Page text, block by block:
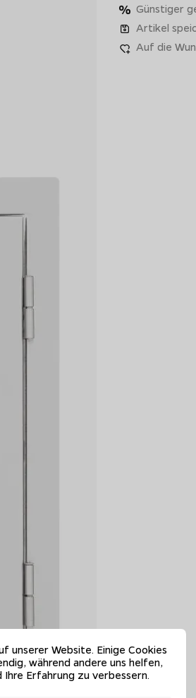
Günstiger
Artikel
Auf die
unserer Website. Einige Cookies
während andere uns helfen,
Ihre Erfahrung zu verbessern.